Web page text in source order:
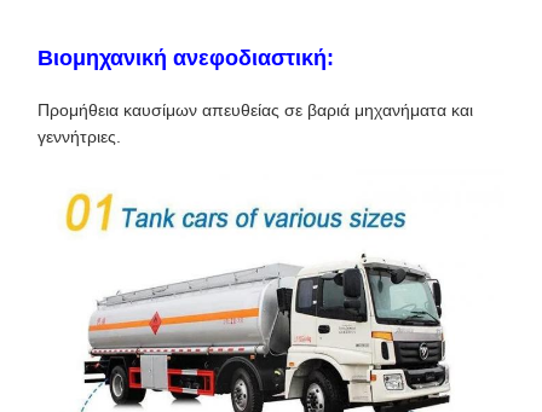
Βιομηχανική ανεφοδιαστική:
Προμήθεια καυσίμων απευθείας σε βαριά μηχανήματα και
γεννήτριες.